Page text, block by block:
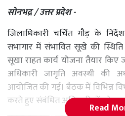
सोनभद्र / उत्तर प्रदेश -
जिलाधिकारी चर्चित गौड़ के
सभागार में संभावित सूखे की
सूखा राहत कार्य योजना तैयार
अधिकारी जागृति अवस्थी की
आयोजित की गई। बैठक में विभिन्न
करते हुए संबंधित अधिकारियों को
Read